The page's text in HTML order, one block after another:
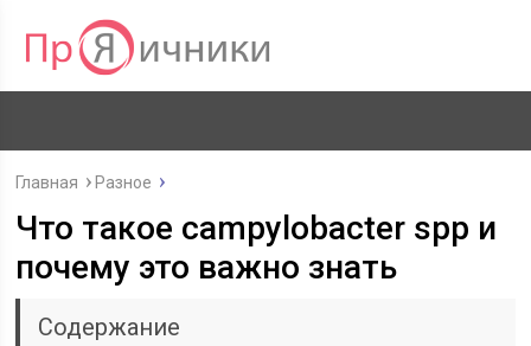
Главная Разное
Что такое campylobacter spp и
почему это важно знать
Содержание